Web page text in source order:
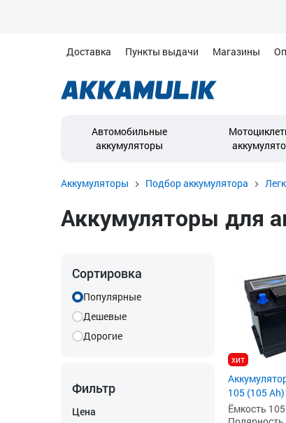
Доставка Пункты выдачи Магазины
Автомобильные
аккумуляторы
Аккумуляторы Подбор аккумулятора
Аккумуляторы для
Сортировка
Популярные
Дешевые
Дорогие
Фильтр
Цена
хит
105 (105
Ёмкость 105